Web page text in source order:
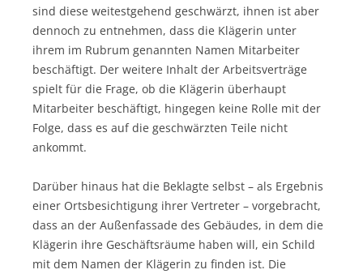
sind diese weitestgehend geschwärzt, ihnen ist aber
dennoch zu entnehmen, dass die Klägerin unter
ihrem im Rubrum genannten Namen Mitarbeiter
beschäftigt. Der weitere Inhalt der Arbeitsverträge
spielt für die Frage, ob die Klägerin überhaupt
Mitarbeiter beschäftigt, hingegen keine Rolle mit der
Folge, dass es auf die geschwärzten Teile nicht
ankommt.
Darüber hinaus hat die Beklagte selbst – als Ergebnis
einer Ortsbesichtigung ihrer Vertreter – vorgebracht,
dass an der Außenfassade des Gebäudes, in dem die
Klägerin ihre Geschäftsräume haben will, ein Schild
mit dem Namen der Klägerin zu finden ist. Die